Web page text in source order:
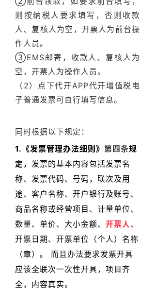
则按纳税人要求填写，否则收款
人、复核人为空，开票人为前台操
作人员。
③EMS邮寄，收款人、复核人为
空，开票人为操作人员。
（2）点下代开APP代开增值税电
子普通发票可自行填写信息。
同时根据以下规定：
1.《发票管理办法细则》 第四条规
定 ，发票的基本内容包括发票名
称、发票代码、号码，联次及用
途、客户名称、开户银行及账号、
商品名称或经营项目、计量单位、
数量、单价、大小金额、 开票人、
开票日期、开票单位（个人）名称
（章）。
而且办法要求发票开具
应该全联次一次性开具，项目齐
全，内容真实。